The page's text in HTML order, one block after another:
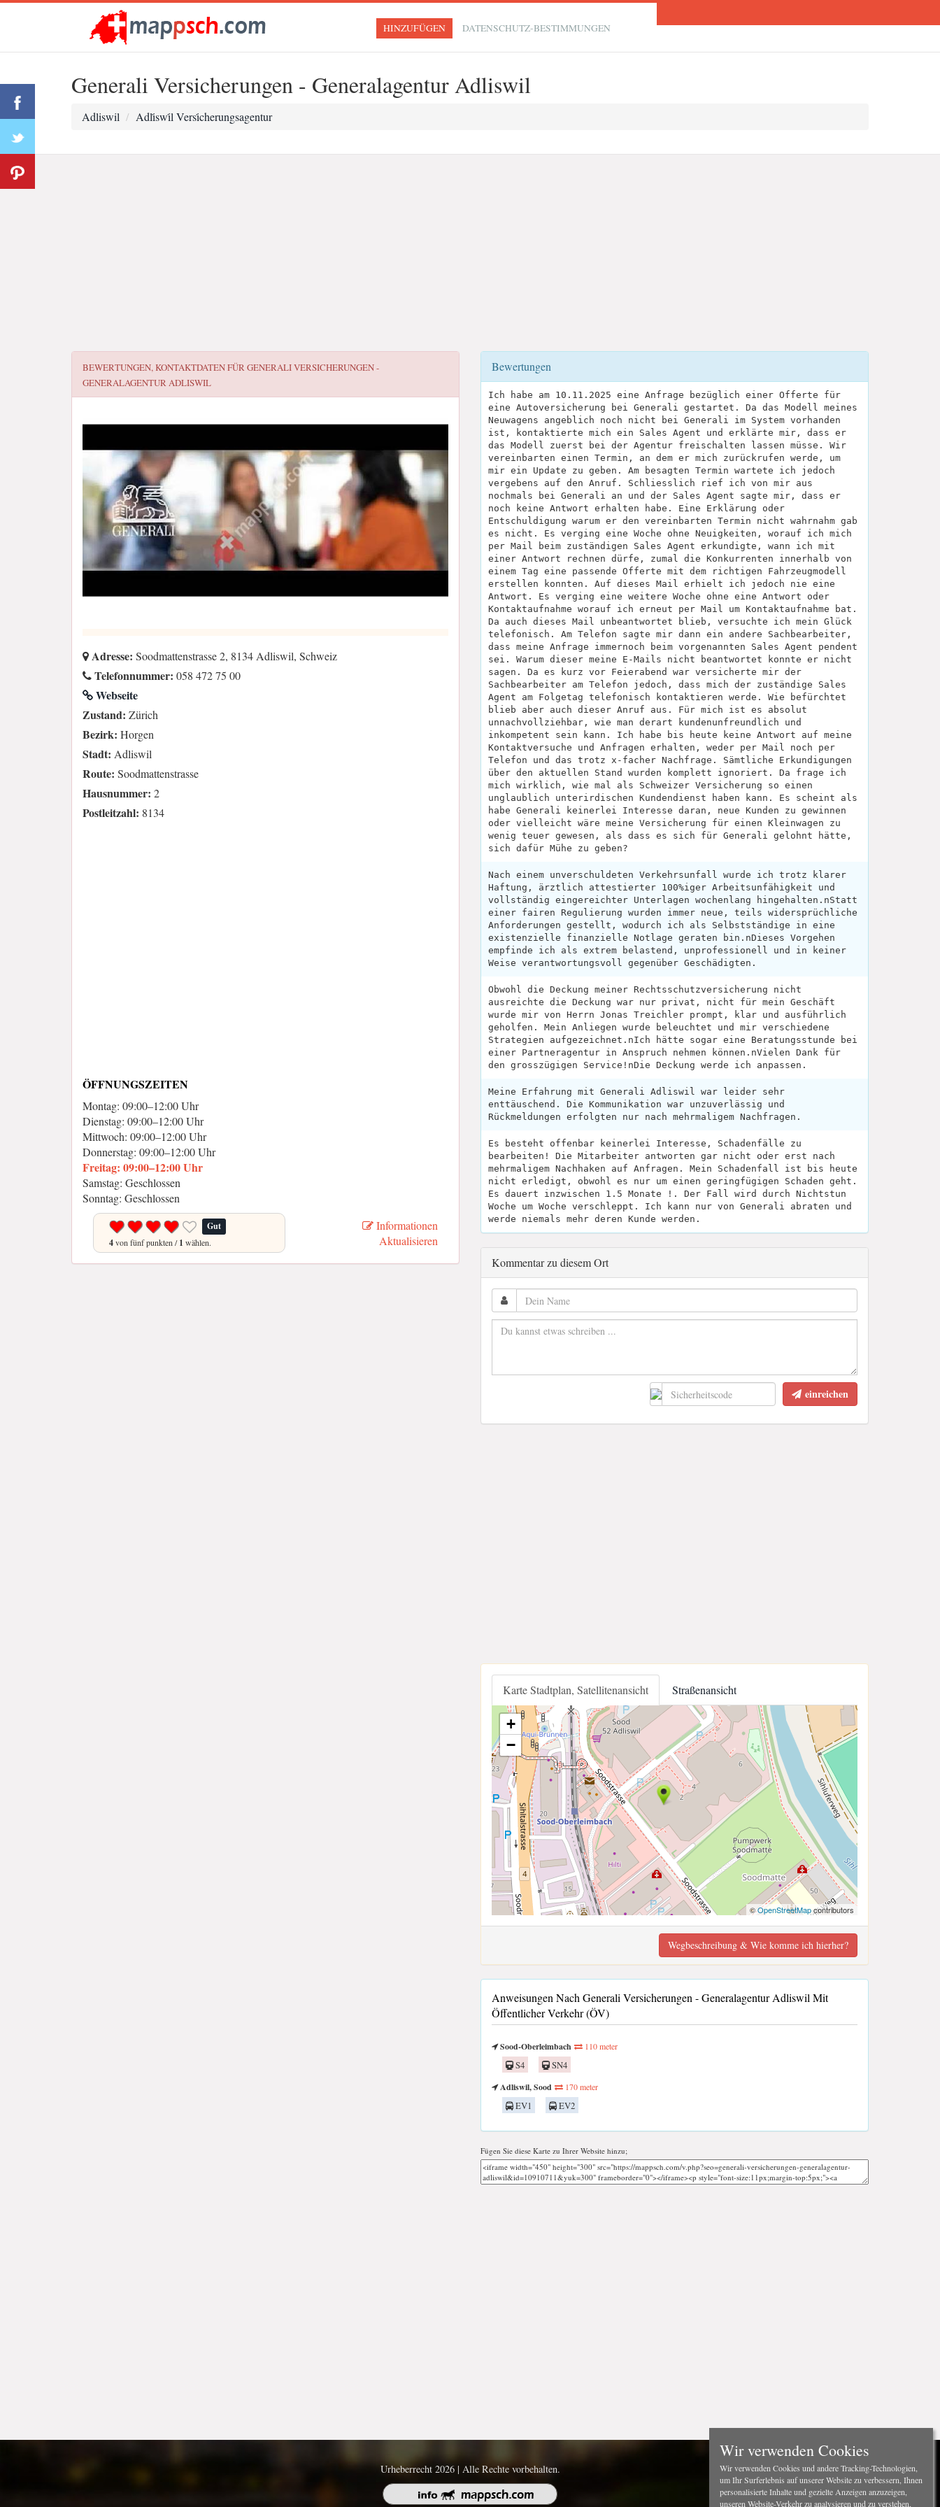
HINZUFÜGEN DATENSCHUTZ-BESTIMMUNGEN
Generali Versicherungen - Generalagentur Adliswil
Adliswil Adli̇swi̇l Versi̇cherungsagentur
BEWERTUNGEN, KONTAKTDATEN FÜRGENERALI VERSICHERUNGEN -
GENERALAGENTUR ADLISWIL
Adresse: Soodmattenstrasse 2, 8134 Adliswil, Schweiz
Telefonnummer: 058 472 75 00
Webseite
Zustand: Zürich
Bezirk: Horgen
Stadt: Adliswil
Route: Soodmattenstrasse
Hausnummer: 2
Postleitzahl: 8134
ÖFFNUNGSZEITEN
Montag: 09:00–12:00 Uhr
Dienstag: 09:00–12:00 Uhr
Mittwoch: 09:00–12:00 Uhr
Donnerstag: 09:00–12:00 Uhr
Freitag: 09:00–12:00 Uhr
Samstag: Geschlossen
Sonntag: Geschlossen
Gut
4von fünf punkten /1 wählen.
Informationen
Aktualisieren
Bewertungen
Ich habe am 10.11.2025 eine Anfrage bezüglich einer Offerte für
eine Autoversicherung bei Generali gestartet. Da das Modell meines
Neuwagens angeblich noch nicht bei Generali im System vorhanden
ist, kontaktierte mich ein Sales Agent und erklärte mir, dass er
das Modell zuerst bei der Agentur freischalten lassen müsse. Wir
vereinbarten einen Termin, an dem er mich zurückrufen werde, um
mir ein Update zu geben. Am besagten Termin wartete ich jedoch
vergebens auf den Anruf. Schliesslich rief ich von mir aus
nochmals bei Generali an und der Sales Agent sagte mir, dass er
noch keine Antwort erhalten habe. Eine Erklärung oder
Entschuldigung warum er den vereinbarten Termin nicht wahrnahm gab
es nicht. Es verging eine Woche ohne Neuigkeiten, worauf ich mich
per Mail beim zuständigen Sales Agent erkundigte, wann ich mit
einer Antwort rechnen dürfe, zumal die Konkurrenten innerhalb von
einem Tag eine passende Offerte mit dem richtigen Fahrzeugmodell
erstellen konnten. Auf dieses Mail erhielt ich jedoch nie eine
Antwort. Es verging eine weitere Woche ohne eine Antwort oder
Kontaktaufnahme worauf ich erneut per Mail um Kontaktaufnahme bat.
Da auch dieses Mail unbeantwortet blieb, versuchte ich mein Glück
telefonisch. Am Telefon sagte mir dann ein andere Sachbearbeiter,
dass meine Anfrage immernoch beim vorgenannten Sales Agent pendent
sei. Warum dieser meine E-Mails nicht beantwortet konnte er nicht
sagen. Da es kurz vor Feierabend war versicherte mir der
Sachbearbeiter am Telefon jedoch, dass mich der zuständige Sales
Agent am Folgetag telefonisch kontaktieren werde. Wie befürchtet
blieb aber auch dieser Anruf aus. Für mich ist es absolut
unnachvollziehbar, wie man derart kundenunfreundlich und
inkompetent sein kann. Ich habe bis heute keine Antwort auf meine
Kontaktversuche und Anfragen erhalten, weder per Mail noch per
Telefon und das trotz x-facher Nachfrage. Sämtliche Erkundigungen
über den aktuellen Stand wurden komplett ignoriert. Da frage ich
mich wirklich, wie mal als Schweizer Versicherung so einen
unglaublich unterirdischen Kundendienst haben kann. Es scheint als
habe Generali keinerlei Interesse daran, neue Kunden zu gewinnen
oder vielleicht wäre meine Versicherung für einen Kleinwagen zu
wenig teuer gewesen, als dass es sich für Generali gelohnt hätte,
sich dafür Mühe zu geben?
Nach einem unverschuldeten Verkehrsunfall wurde ich trotz klarer
Haftung, ärztlich attestierter 100%iger Arbeitsunfähigkeit und
vollständig eingereichter Unterlagen wochenlang hingehalten.nStatt
einer fairen Regulierung wurden immer neue, teils widersprüchliche
Anforderungen gestellt, wodurch ich als Selbstständige in eine
existenzielle finanzielle Notlage geraten bin.nDieses Vorgehen
empfinde ich als extrem belastend, unprofessionell und in keiner
Weise verantwortungsvoll gegenüber Geschädigten.
Obwohl die Deckung meiner Rechtsschutzversicherung nicht
ausreichte die Deckung war nur privat, nicht für mein Geschäft
wurde mir von Herrn Jonas Treichler prompt, klar und ausführlich
geholfen. Mein Anliegen wurde beleuchtet und mir verschiedene
Strategien aufgezeichnet.nIch hätte sogar eine Beratungsstunde bei
einer Partneragentur in Anspruch nehmen können.nVielen Dank für
den grosszügigen Service!nDie Deckung werde ich anpassen.
Meine Erfahrung mit Generali Adliswil war leider sehr
enttäuschend. Die Kommunikation war unzuverlässig und
Rückmeldungen erfolgten nur nach mehrmaligem Nachfragen.
Es besteht offenbar keinerlei Interesse, Schadenfälle zu
bearbeiten! Die Mitarbeiter antworten gar nicht oder erst nach
mehrmaligem Nachhaken auf Anfragen. Mein Schadenfall ist bis heute
nicht erledigt, obwohl es nur um einen geringfügigen Schaden geht.
Es dauert inzwischen 1.5 Monate !. Der Fall wird durch Nichtstun
Woche um Woche verschleppt. Ich kann nur von Generali abraten und
werde niemals mehr deren Kunde werden.
Kommentar zu diesem Ort
einreichen
Karte Stadtplan, Satellitenansicht Straßenansicht
+
−
©OpenStreetMapcontributors
Wegbeschreibung & Wie komme ich hierher?
Anweisungen Nach Generali Versicherungen - Generalagentur Adliswil Mit
Öffentlicher Verkehr (ÖV)
Sood-Oberleimbach 110 meter
S4
SN4
Adliswil, Sood
170 meter
EV1 EV2
Fügen Sie diese Karte zu Ihrer Website hinzu;
Urheberrecht 2026 | Alle Rechte vorbehalten.
Wir verwenden Cookies
Wir verwenden Cookies und andere Tracking-Technologien,
um Ihr Surferlebnis auf unserer Website zu verbessern, Ihnen
personalisierte Inhalte und gezielte Anzeigen anzuzeigen,
unseren Website-Verkehr zu analysieren und zu verstehen,